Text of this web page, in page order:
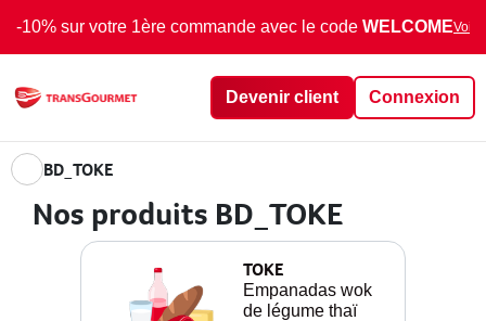
-10% sur votre 1ère commande avec le code WELCOMEVoir
Devenir client Connexion
BD_TOKE
Nos produits BD_TOKE
TOKE
Empanadas wok
de légume thaï